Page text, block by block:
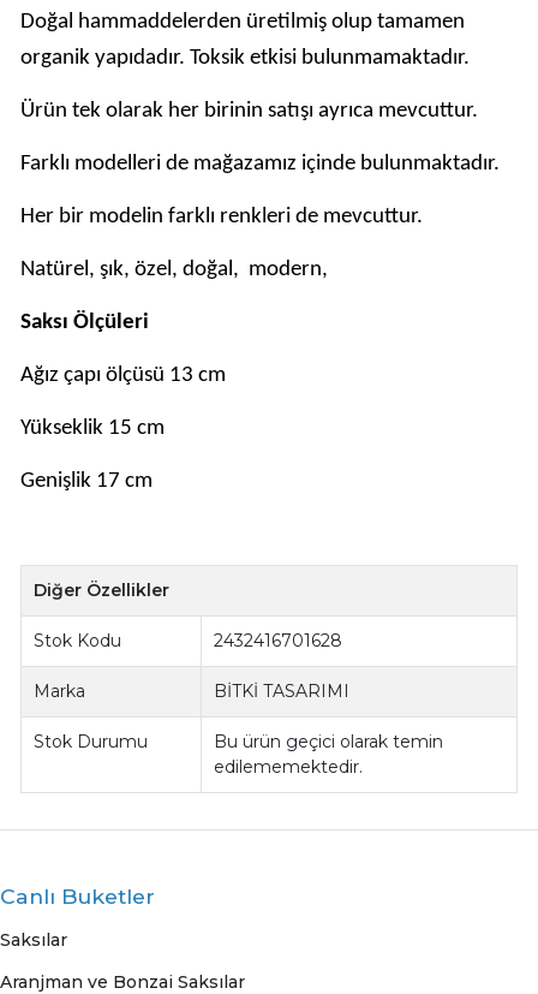
Doğal hammaddelerden üretilmiş olup tamamen
organik yapıdadır. Toksik etkisi bulunmamaktadır.
Ürün tek olarak her birinin satışı ayrıca mevcuttur.
Farklı modelleri de mağazamız içinde bulunmaktadır.
Her bir modelin farklı renkleri de mevcuttur.
Natürel, şık, özel, doğal, modern,
Saksı Ölçüleri
Ağız çapı ölçüsü 13 cm
Yükseklik 15 cm
Genişlik 17 cm
Diğer Özellikler
Stok Kodu 2432416701628
Marka BİTKİ TASARIMI
Stok Durumu
Bu ürün geçici olarak temin
edilememektedir.
Canlı Buketler
Saksılar
Aranjman ve Bonzai Saksılar